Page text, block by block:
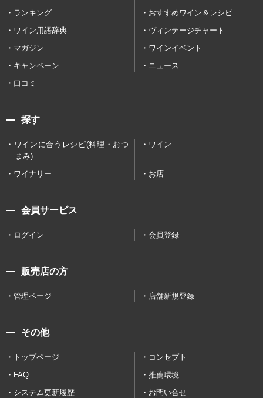
ランキング
おすすめワイン＆レシピ
ワイン用語辞典
ヴィンテージチャート
マガジン
ワインイベント
キャンペーン
ニュース
口コミ
探す
ワインに合うレシピ(料理・おつ
まみ)
ワイン
ワイナリー お店
会員サービス
ログイン 会員登録
販売店の方
管理ページ 店舗新規登録
その他
トップページ
コンセプト
FAQ
推薦環境
システム更新履歴
お問い合せ